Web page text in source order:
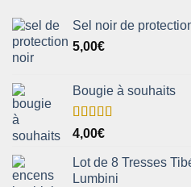
Sel noir de
5,00€
Bougie à souhaits
Note5.00
sur 5
4,00€
Lot de 8 Tresses
Lumbini